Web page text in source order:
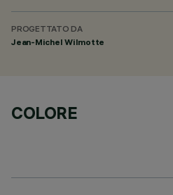
PROGETTATO DA
Jean-Michel Wilmotte
COLORE